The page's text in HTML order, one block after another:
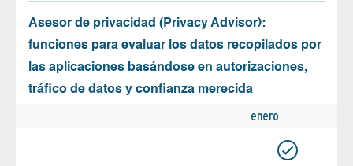
Asesor de privacidad (Privacy Advisor):
funciones para evaluar los datos recopilados por
las aplicaciones basándose en autorizaciones,
tráfico de datos y confianza merecida
enero